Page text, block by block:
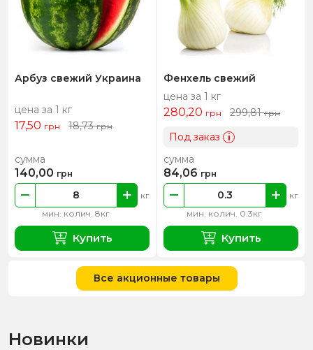
Арбуз свежий Украина
цена за 1 кг
17,50 грн 18,73грн
мин. колич. 8кг
кг
сумма
140,00 грн
Купить
Фенхель свежий
цена за 1 кг
280,20 грн 299,81грн
Под заказ i
мин. колич. 0.3кг
кг
сумма
84,06 грн
Купить
Все акционные товары
Новинки